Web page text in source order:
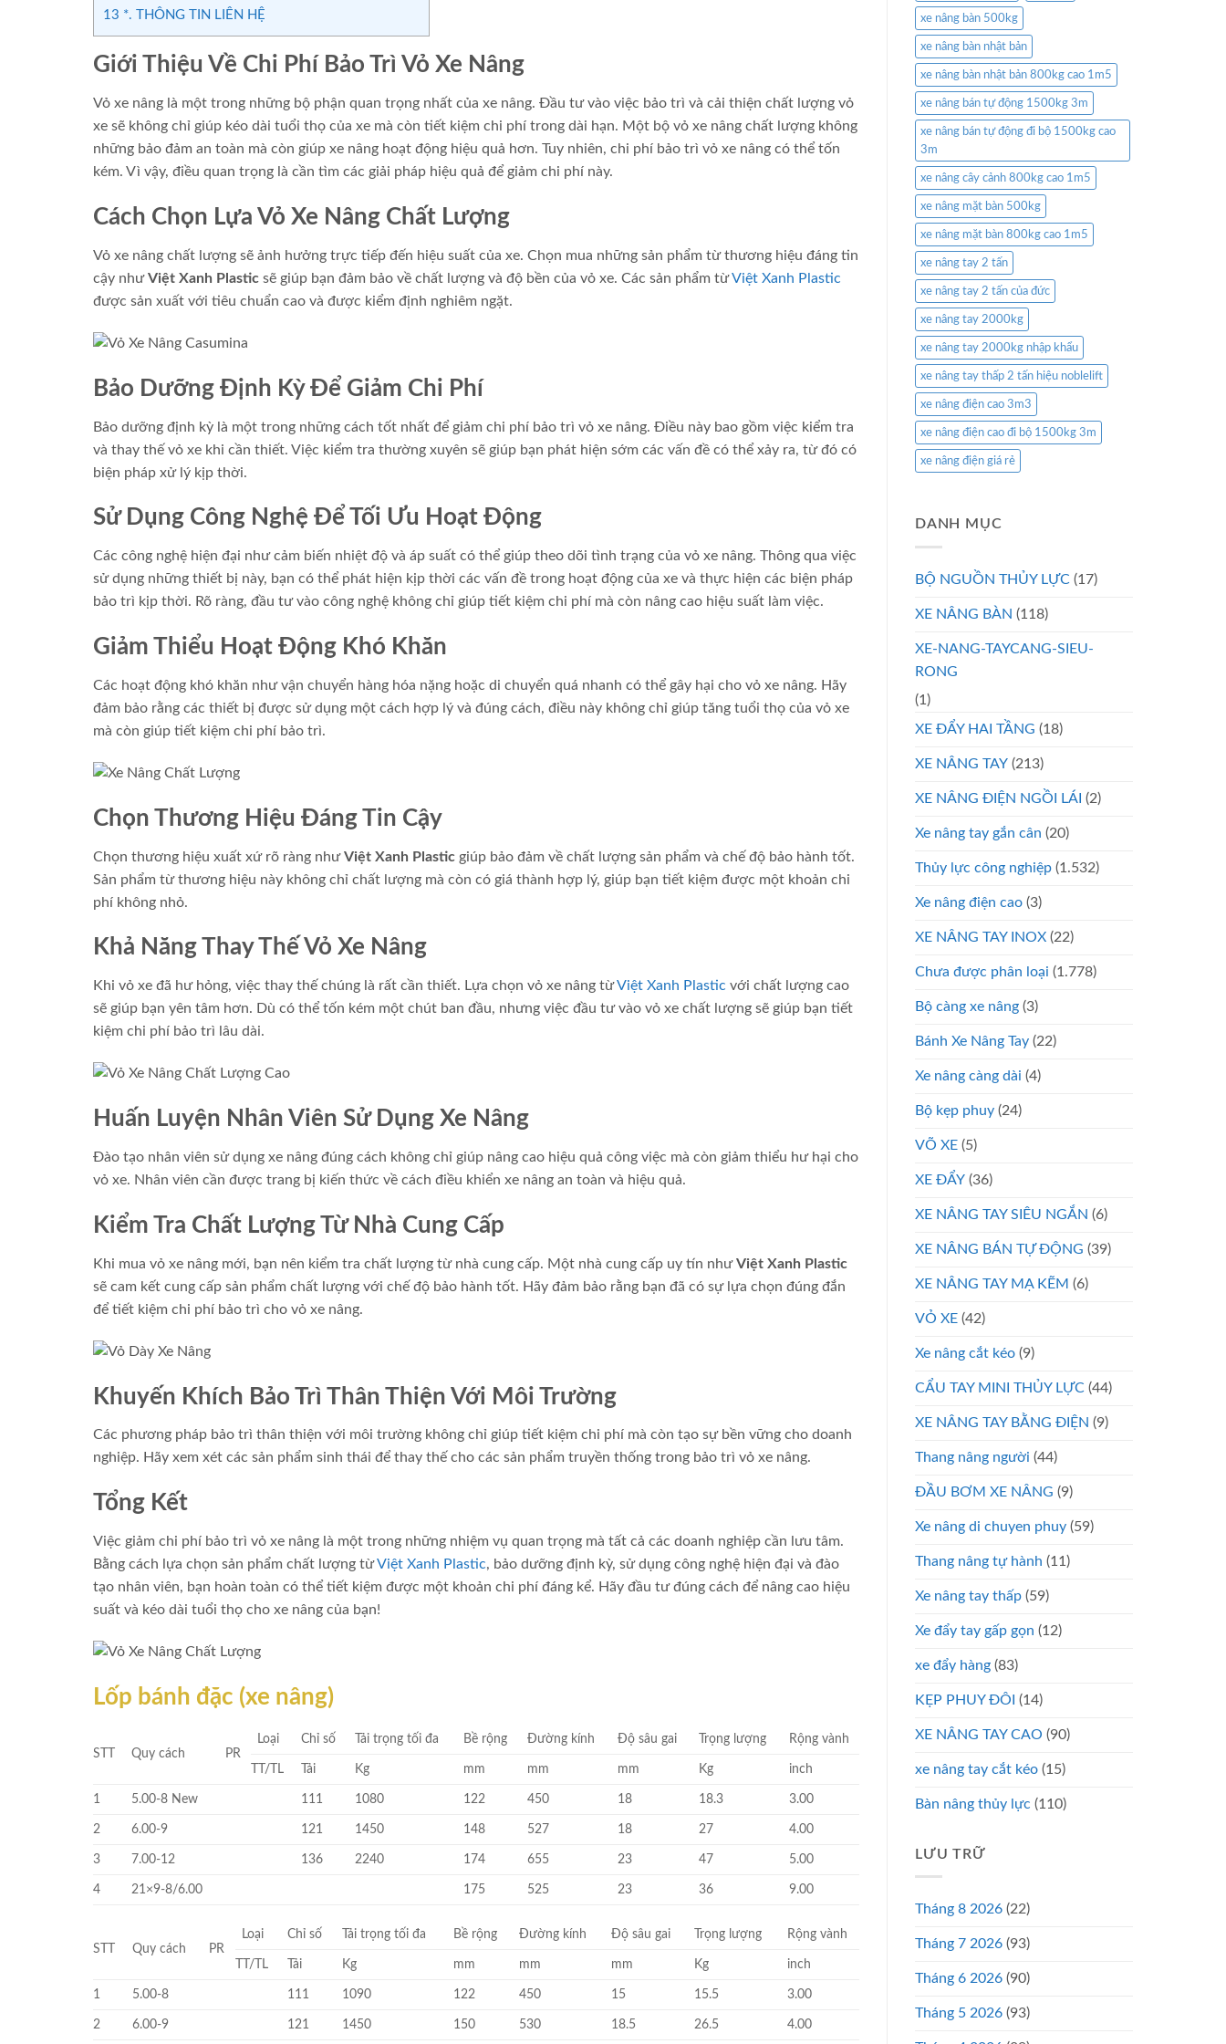
13 *. THÔNG TIN LIÊN HỆ
Giới Thiệu Về Chi Phí Bảo Trì Vỏ Xe Nâng
Vỏ xe nâng là một trong những bộ phận quan trọng nhất của xe nâng. Đầu tư vào việc bảo trì và cải thiện chất lượng vỏ
xe sẽ không chỉ giúp kéo dài tuổi thọ của xe mà còn tiết kiệm chi phí trong dài hạn. Một bộ vỏ xe nâng chất lượng không
những bảo đảm an toàn mà còn giúp xe nâng hoạt động hiệu quả hơn. Tuy nhiên, chi phí bảo trì vỏ xe nâng có thể tốn
kém. Vì vậy, điều quan trọng là cần tìm các giải pháp hiệu quả để giảm chi phí này.
Cách Chọn Lựa Vỏ Xe Nâng Chất Lượng
Vỏ xe nâng chất lượng sẽ ảnh hưởng trực tiếp đến hiệu suất của xe. Chọn mua những sản phẩm từ thương hiệu đáng tin
cậy nhưViệt Xanh Plastic sẽ giúp bạn đảm bảo về chất lượng và độ bền của vỏ xe. Các sản phẩm từViệt Xanh Plastic
được sản xuất với tiêu chuẩn cao và được kiểm định nghiêm ngặt.
Bảo Dưỡng Định Kỳ Để Giảm Chi Phí
Bảo dưỡng định kỳ là một trong những cách tốt nhất để giảm chi phí bảo trì vỏ xe nâng. Điều này bao gồm việc kiểm tra
và thay thế vỏ xe khi cần thiết. Việc kiểm tra thường xuyên sẽ giúp bạn phát hiện sớm các vấn đề có thể xảy ra, từ đó có
biện pháp xử lý kịp thời.
Sử Dụng Công Nghệ Để Tối Ưu Hoạt Động
Các công nghệ hiện đại như cảm biến nhiệt độ và áp suất có thể giúp theo dõi tình trạng của vỏ xe nâng. Thông qua việc
sử dụng những thiết bị này, bạn có thể phát hiện kịp thời các vấn đề trong hoạt động của xe và thực hiện các biện pháp
bảo trì kịp thời. Rõ ràng, đầu tư vào công nghệ không chỉ giúp tiết kiệm chi phí mà còn nâng cao hiệu suất làm việc.
Giảm Thiểu Hoạt Động Khó Khăn
Các hoạt động khó khăn như vận chuyển hàng hóa nặng hoặc di chuyển quá nhanh có thể gây hại cho vỏ xe nâng. Hãy
đảm bảo rằng các thiết bị được sử dụng một cách hợp lý và đúng cách, điều này không chỉ giúp tăng tuổi thọ của vỏ xe
mà còn giúp tiết kiệm chi phí bảo trì.
Chọn Thương Hiệu Đáng Tin Cậy
Chọn thương hiệu xuất xứ rõ ràng nhưViệt Xanh Plastic giúp bảo đảm về chất lượng sản phẩm và chế độ bảo hành tốt.
Sản phẩm từ thương hiệu này không chỉ chất lượng mà còn có giá thành hợp lý, giúp bạn tiết kiệm được một khoản chi
phí không nhỏ.
Khả Năng Thay Thế Vỏ Xe Nâng
Khi vỏ xe đã hư hỏng, việc thay thế chúng là rất cần thiết. Lựa chọn vỏ xe nâng từViệt Xanh Plastic với chất lượng cao
sẽ giúp bạn yên tâm hơn. Dù có thể tốn kém một chút ban đầu, nhưng việc đầu tư vào vỏ xe chất lượng sẽ giúp bạn tiết
kiệm chi phí bảo trì lâu dài.
Huấn Luyện Nhân Viên Sử Dụng Xe Nâng
Đào tạo nhân viên sử dụng xe nâng đúng cách không chỉ giúp nâng cao hiệu quả công việc mà còn giảm thiểu hư hại cho
vỏ xe. Nhân viên cần được trang bị kiến thức về cách điều khiển xe nâng an toàn và hiệu quả.
Kiểm Tra Chất Lượng Từ Nhà Cung Cấp
Khi mua vỏ xe nâng mới, bạn nên kiểm tra chất lượng từ nhà cung cấp. Một nhà cung cấp uy tín nhưViệt Xanh Plastic
sẽ cam kết cung cấp sản phẩm chất lượng với chế độ bảo hành tốt. Hãy đảm bảo rằng bạn đã có sự lựa chọn đúng đắn
để tiết kiệm chi phí bảo trì cho vỏ xe nâng.
Khuyến Khích Bảo Trì Thân Thiện Với Môi Trường
Các phương pháp bảo trì thân thiện với môi trường không chỉ giúp tiết kiệm chi phí mà còn tạo sự bền vững cho doanh
nghiệp. Hãy xem xét các sản phẩm sinh thái để thay thế cho các sản phẩm truyền thống trong bảo trì vỏ xe nâng.
Tổng Kết
Việc giảm chi phí bảo trì vỏ xe nâng là một trong những nhiệm vụ quan trọng mà tất cả các doanh nghiệp cần lưu tâm.
Bằng cách lựa chọn sản phẩm chất lượng từViệt Xanh Plastic, bảo dưỡng định kỳ, sử dụng công nghệ hiện đại và đào
tạo nhân viên, bạn hoàn toàn có thể tiết kiệm được một khoản chi phí đáng kể. Hãy đầu tư đúng cách để nâng cao hiệu
suất và kéo dài tuổi thọ cho xe nâng của bạn!
Lốp bánh đặc (xe nâng)
STT Quy cách PR
Loại Chỉ số Tải trọng tối đa Bề rộng Đường kính Độ sâu gai Trọng lượng Rộng vành
TT/TL Tải Kg mm mm mm Kg inch
1 5.00-8 New 111 1080 122 450 18 18.3 3.00
2 6.00-9 121 1450 148 527 18 27 4.00
3 7.00-12 136 2240 174 655 23 47 5.00
4 21×9-8/6.00 175 525 23 36 9.00
STT Quy cách PR
Loại Chỉ số Tải trọng tối đa Bề rộng Đường kính Độ sâu gai Trọng lượng Rộng vành
TT/TL Tải Kg mm mm mm Kg inch
1 5.00-8 111 1090 122 450 15 15.5 3.00
2 6.00-9 121 1450 150 530 18.5 26.5 4.00
xe nâng bàn 500kg
xe nâng bàn nhật bản
xe nâng bàn nhật bản 800kg cao 1m5
xe nâng bán tự động 1500kg 3m
xe nâng bán tự động đi bộ 1500kg cao
3m
xe nâng cây cảnh 800kg cao 1m5
xe nâng mặt bàn 500kg
xe nâng mặt bàn 800kg cao 1m5
xe nâng tay 2 tấn
xe nâng tay 2 tấn của đức
xe nâng tay 2000kg
xe nâng tay 2000kg nhập khẩu
xe nâng tay thấp 2 tấn hiệu noblelift
xe nâng điện cao 3m3
xe nâng điện cao đi bộ 1500kg 3m
xe nâng điện giá rẻ
DANH MỤC
BỘ NGUỒN THỦY LỰC (17)
XE NÂNG BÀN (118)
XE-NANG-TAYCANG-SIEU-
RONG
(1)
XE ĐẨY HAI TẦNG (18)
XE NÂNG TAY (213)
XE NÂNG ĐIỆN NGỒI LÁI (2)
Xe nâng tay gắn cân (20)
Thủy lực công nghiệp (1.532)
Xe nâng điện cao (3)
XE NÂNG TAY INOX (22)
Chưa được phân loại (1.778)
Bộ càng xe nâng (3)
Bánh Xe Nâng Tay (22)
Xe nâng càng dài (4)
Bộ kẹp phuy (24)
VÕ XE (5)
XE ĐẨY (36)
XE NÂNG TAY SIÊU NGẮN (6)
XE NÂNG BÁN TỰ ĐỘNG (39)
XE NÂNG TAY MẠ KẼM (6)
VỎ XE (42)
Xe nâng cắt kéo (9)
CẨU TAY MINI THỦY LỰC (44)
XE NÂNG TAY BẰNG ĐIỆN (9)
Thang nâng người (44)
ĐẦU BƠM XE NÂNG (9)
Xe nâng di chuyen phuy (59)
Thang nâng tự hành (11)
Xe nâng tay thấp (59)
Xe đẩy tay gấp gọn (12)
xe đẩy hàng (83)
KẸP PHUY ĐÔI (14)
XE NÂNG TAY CAO (90)
xe nâng tay cắt kéo (15)
Bàn nâng thủy lực (110)
LƯU TRỮ
Tháng 8 2026 (22)
Tháng 7 2026 (93)
Tháng 6 2026 (90)
Tháng 5 2026 (93)